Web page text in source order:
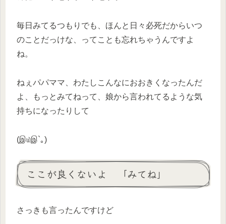
毎日みてるつもりでも、ほんと日々必死だからいつ
のことだっけな、ってことも忘れちゃうんですよ
ね。
ねぇパパママ、わたしこんなにおおきくなったんだ
よ、もっとみてねって、娘から言われてるような気
持ちになったりして
(இ௰இ`｡)
ここが良くないよ 「みてね」
さっきも言ったんですけど